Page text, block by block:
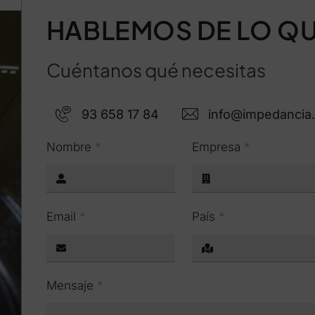
HABLEMOS DE LO
Cuéntanos qué necesitas
93 658 17 84
Nombre * Empresa *
Email * País *
Mensaje *